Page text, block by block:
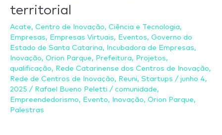
territorial
Acate, Centro de Inovação, Ciência e Tecnologia,
Empresas, Empresas Virtuais, Eventos, Governo do
Estado de Santa Catarina, Incubadora de Empresas,
Inovação, Orion Parque, Prefeitura, Projetos,
qualificação, Rede Catarinense dos Centros de Inovação,
Rede de Centros de Inovação, Reuni, Startups / junho 4,
2025 / Rafael Bueno Peletti / comunidade,
Empreendedorismo, Evento, Inovação, Orion Parque,
Palestras
internacionais
conversa
sobre
desenvolvimento
territorial